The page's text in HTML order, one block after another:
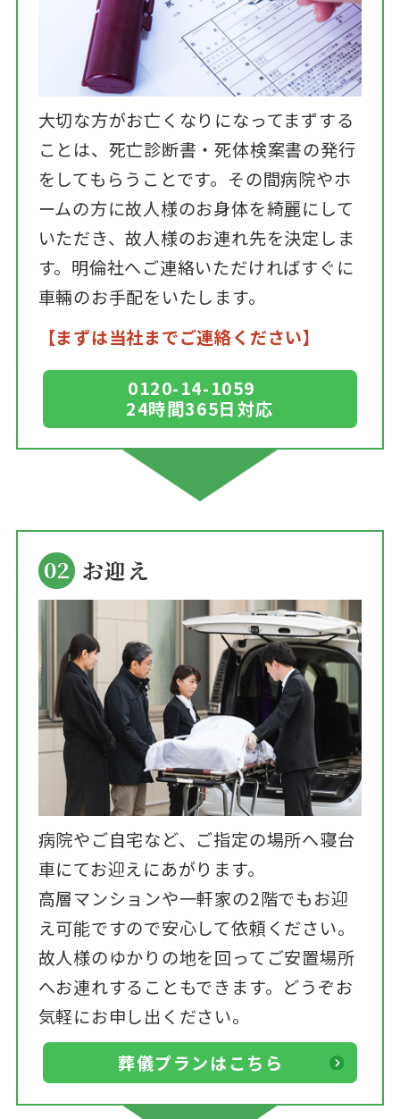
大切な方がお亡くなりになってまずする
ことは、死亡診断書・死体検案書の発行
をしてもらうことです。その間病院やホ
ームの方に故人様のお身体を綺麗にして
いただき、故人様のお連れ先を決定しま
す。明倫社へご連絡いただければすぐに
車輛のお手配をいたします。
【まずは当社までご連絡ください】
0120-14-1059
24時間365日対応
02 お迎え
病院やご自宅など、ご指定の場所へ寝台
車にてお迎えにあがります。
高層マンションや一軒家の2階でもお迎
え可能ですので安心して依頼ください。
故人様のゆかりの地を回ってご安置場所
へお連れすることもできます。どうぞお
気軽にお申し出ください。
葬儀プランはこちら